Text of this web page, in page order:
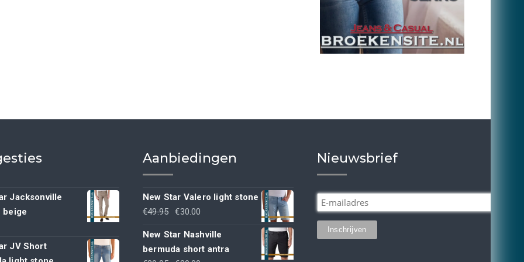
Jacksonville
beige
JV Short
Aanbiedingen
New Star Valero light stone
€49.95 Oorspronkelijke
was:
€49.95.
€30.00
is:
€30.00.
New Star Nashville
bermuda short antra
Nieuwsbrief